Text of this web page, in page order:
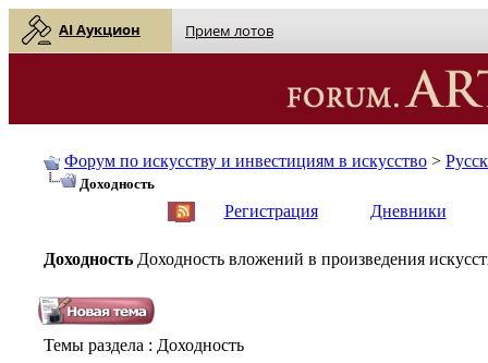
AI Аукцион Прием лотов
Форум по искусству и инвестициям в искусство >
Доходность
Регистрация Дневники
Доходность Доходность вложений в произведения
Темы раздела : Доходность